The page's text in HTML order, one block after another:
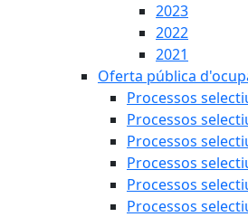
2023
2022
2021
Oferta pública
Processos
Processos
Processos
Processos
Processos
Processos